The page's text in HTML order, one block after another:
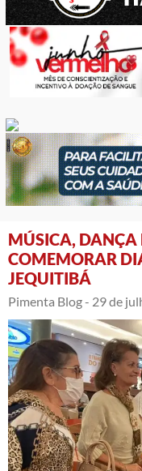
MÚSICA, DANÇA
COMEMORAR
JEQUITIBÁ
Pimenta Blog - 29 de